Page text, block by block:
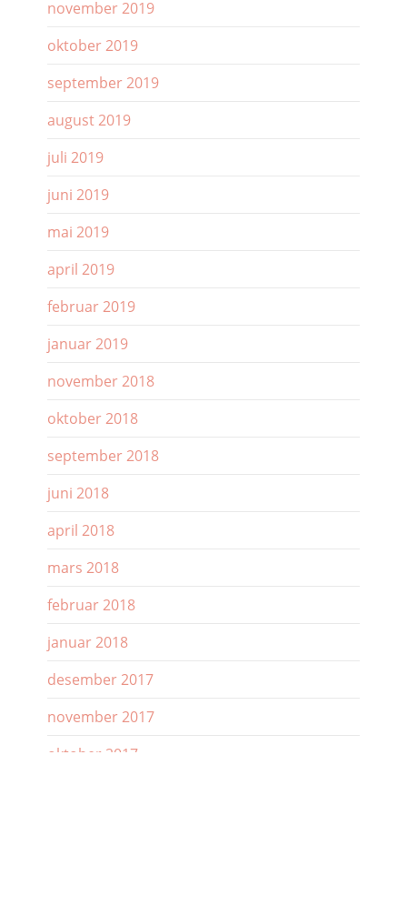
november 2019
oktober 2019
september 2019
august 2019
juli 2019
juni 2019
mai 2019
april 2019
februar 2019
januar 2019
november 2018
oktober 2018
september 2018
juni 2018
april 2018
mars 2018
februar 2018
januar 2018
desember 2017
november 2017
oktober 2017